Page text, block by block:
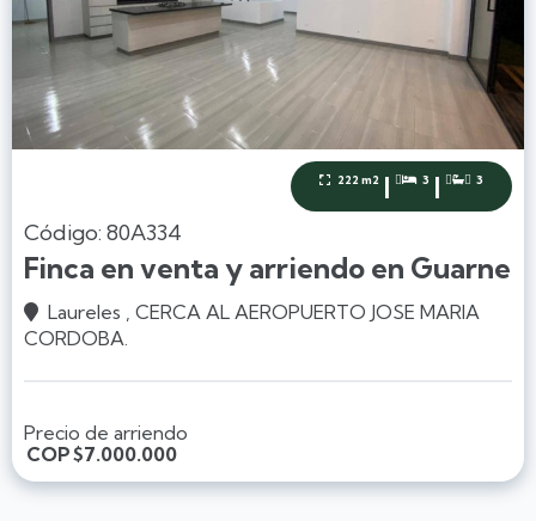
 222 m2 |  3 |  3
Código: 80A334
Finca en venta y arriendo en Guarne
 Laureles , CERCA AL AEROPUERTO JOSE MARIA
CORDOBA.
Precio de arriendo
COP$7.000.000